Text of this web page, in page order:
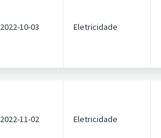
2022-10-03 Eletricidade
2022-11-02 Eletricidade